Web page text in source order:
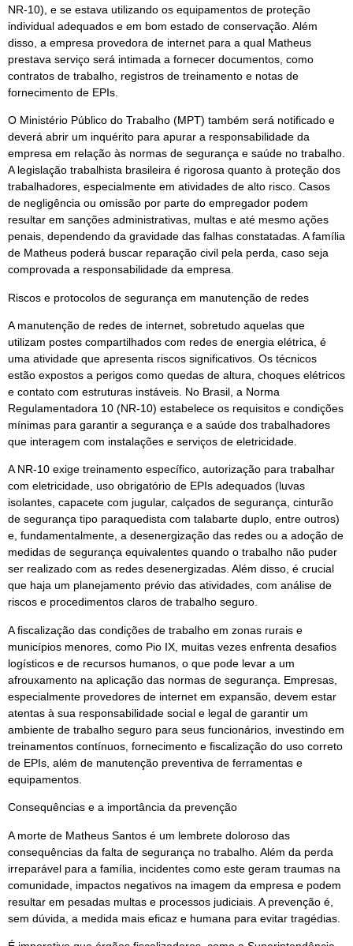
NR-10), e se estava utilizando os equipamentos de proteção
individual adequados e em bom estado de conservação. Além
disso, a empresa provedora de internet para a qual Matheus
prestava serviço será intimada a fornecer documentos, como
contratos de trabalho, registros de treinamento e notas de
fornecimento de EPIs.
O Ministério Público do Trabalho (MPT) também será notificado e
deverá abrir um inquérito para apurar a responsabilidade da
empresa em relação às normas de segurança e saúde no trabalho.
A legislação trabalhista brasileira é rigorosa quanto à proteção dos
trabalhadores, especialmente em atividades de alto risco. Casos
de negligência ou omissão por parte do empregador podem
resultar em sanções administrativas, multas e até mesmo ações
penais, dependendo da gravidade das falhas constatadas. A família
de Matheus poderá buscar reparação civil pela perda, caso seja
comprovada a responsabilidade da empresa.
Riscos e protocolos de segurança em manutenção de redes
A manutenção de redes de internet, sobretudo aquelas que
utilizam postes compartilhados com redes de energia elétrica, é
uma atividade que apresenta riscos significativos. Os técnicos
estão expostos a perigos como quedas de altura, choques elétricos
e contato com estruturas instáveis. No Brasil, a Norma
Regulamentadora 10 (NR-10) estabelece os requisitos e condições
mínimas para garantir a segurança e a saúde dos trabalhadores
que interagem com instalações e serviços de eletricidade.
A NR-10 exige treinamento específico, autorização para trabalhar
com eletricidade, uso obrigatório de EPIs adequados (luvas
isolantes, capacete com jugular, calçados de segurança, cinturão
de segurança tipo paraquedista com talabarte duplo, entre outros)
e, fundamentalmente, a desenergização das redes ou a adoção de
medidas de segurança equivalentes quando o trabalho não puder
ser realizado com as redes desenergizadas. Além disso, é crucial
que haja um planejamento prévio das atividades, com análise de
riscos e procedimentos claros de trabalho seguro.
A fiscalização das condições de trabalho em zonas rurais e
municípios menores, como Pio IX, muitas vezes enfrenta desafios
logísticos e de recursos humanos, o que pode levar a um
afrouxamento na aplicação das normas de segurança. Empresas,
especialmente provedores de internet em expansão, devem estar
atentas à sua responsabilidade social e legal de garantir um
ambiente de trabalho seguro para seus funcionários, investindo em
treinamentos contínuos, fornecimento e fiscalização do uso correto
de EPIs, além de manutenção preventiva de ferramentas e
equipamentos.
Consequências e a importância da prevenção
A morte de Matheus Santos é um lembrete doloroso das
consequências da falta de segurança no trabalho. Além da perda
irreparável para a família, incidentes como este geram traumas na
comunidade, impactos negativos na imagem da empresa e podem
resultar em pesadas multas e processos judiciais. A prevenção é,
sem dúvida, a medida mais eficaz e humana para evitar tragédias.